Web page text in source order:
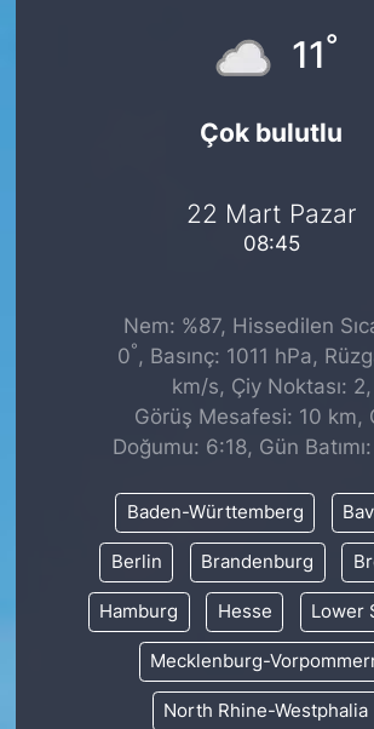
11°
Çok bulutlu
22 Mart Pazar
08:45
Nem: %87, Hissedilen
0° , Basınç: 1011 hPa,
km/s, Çiy Noktası: 2,
Görüş Mesafesi: 10 km,
Doğumu: 6:18, Gün
Baden-Württemberg
Berlin Brandenburg
Hamburg Hesse Lower
Mecklenburg-
North Rhine-Westphalia